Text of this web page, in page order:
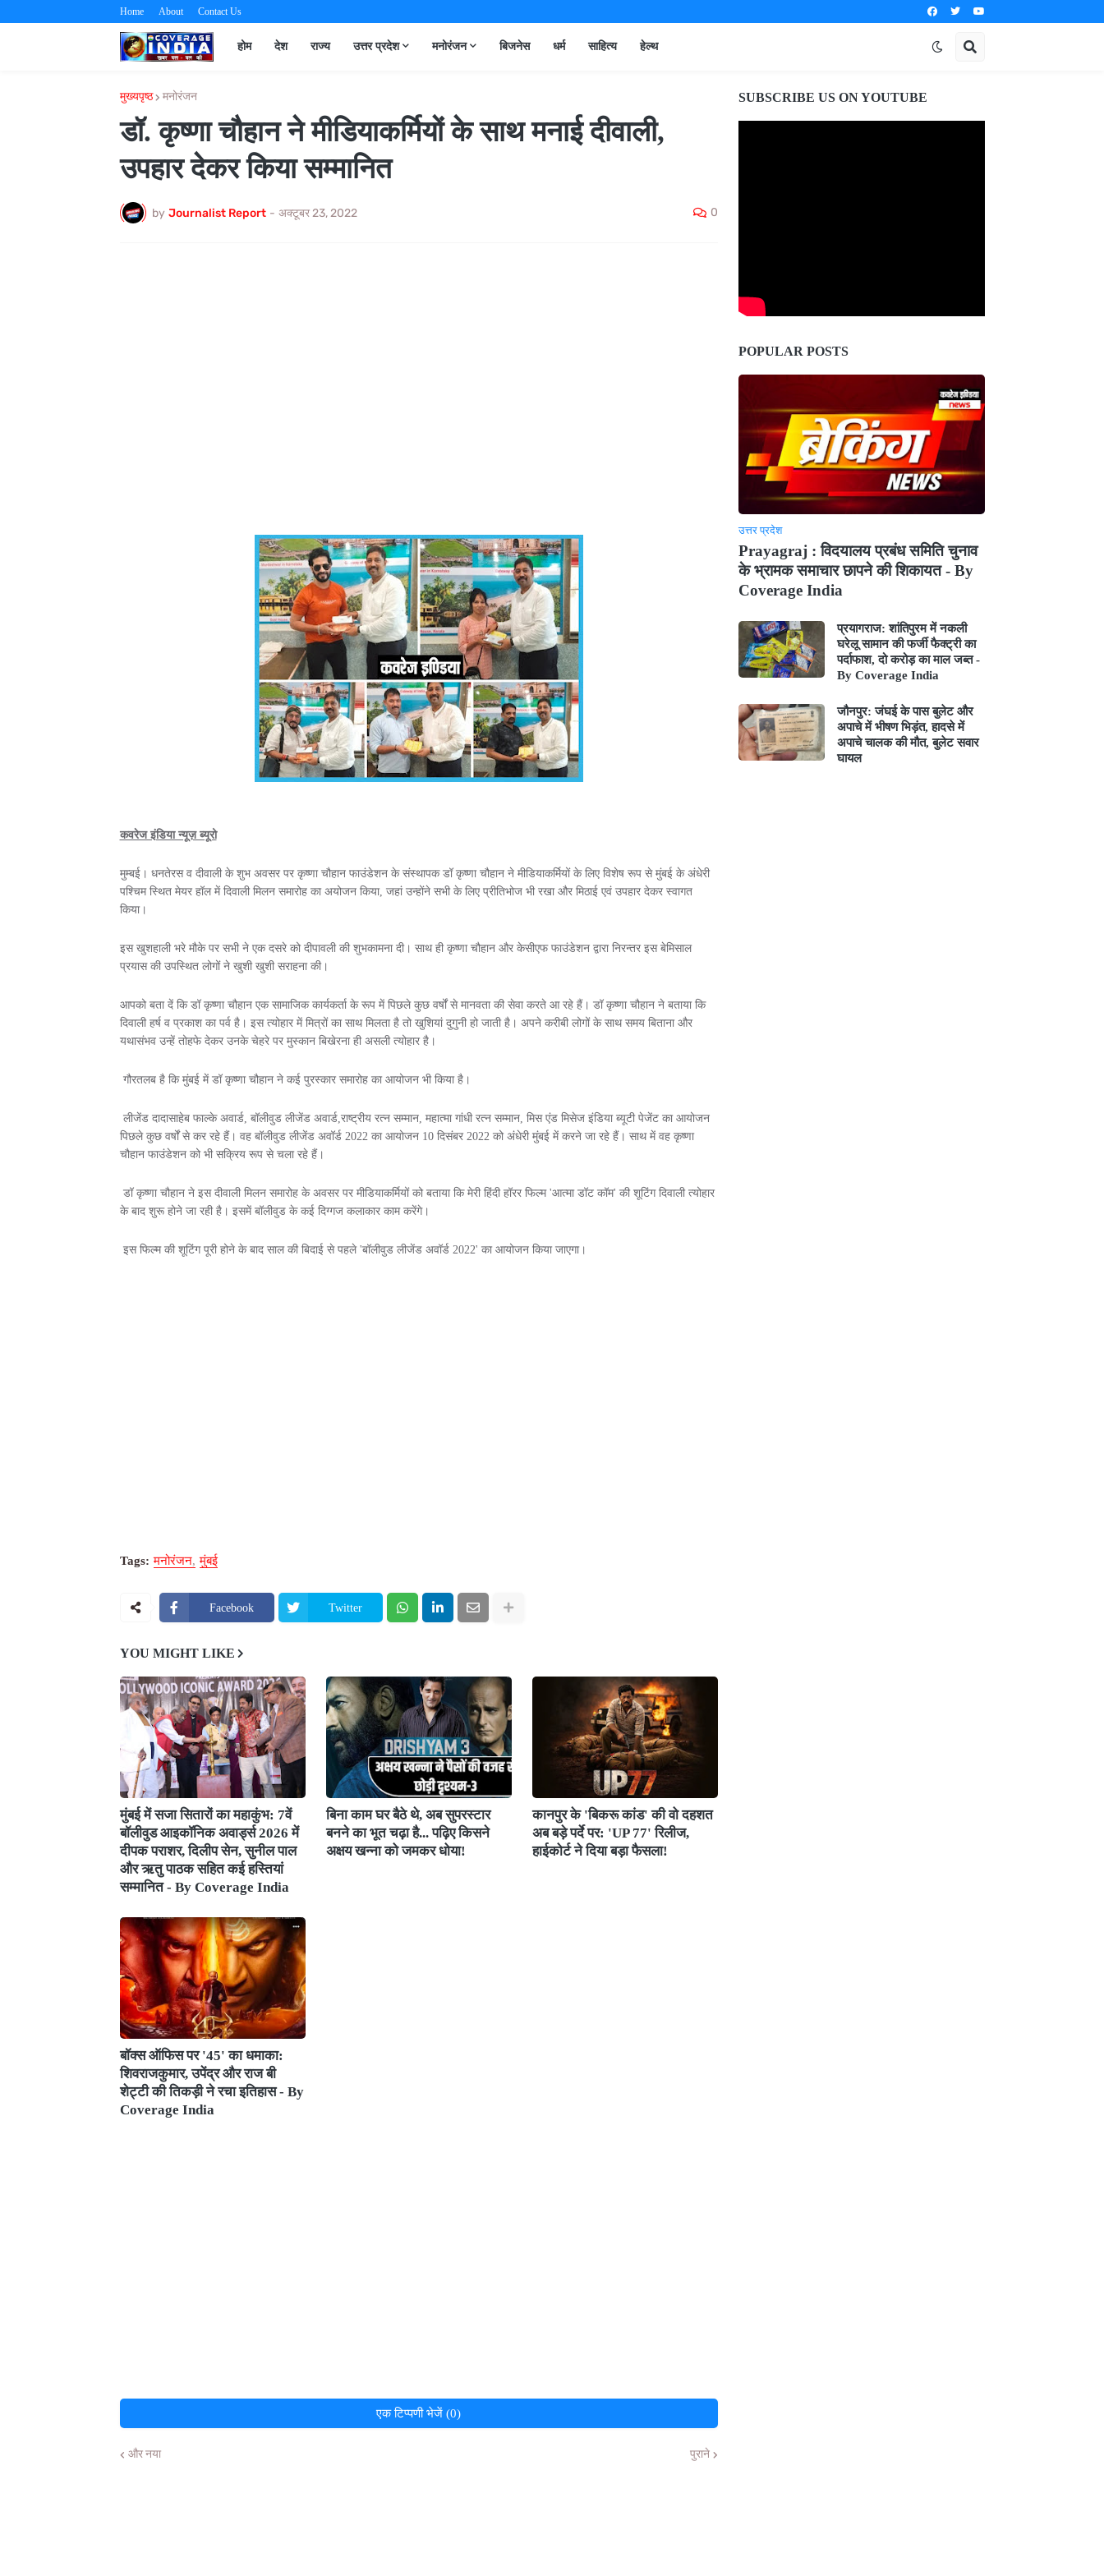
Home About Contact Us
होम देश राज्य उत्तर प्रदेश मनोरंजन बिजनेस धर्म साहित्य हेल्थ
मुख्यपृष्ठ मनोरंजन
डॉ. कृष्णा चौहान ने मीडियाकर्मियों के साथ मनाई दीवाली,
उपहार देकर किया सम्मानित
by Journalist Report - अक्टूबर 23, 2022 0
कवरेज इंडिया न्यूज़ ब्यूरो
मुम्बई। धनतेरस व दीवाली के शुभ अवसर पर कृष्णा चौहान फाउंडेशन के संस्थापक डॉ कृष्णा चौहान ने मीडियाकर्मियों के लिए विशेष रूप से मुंबई के अंधेरी
पश्चिम स्थित मेयर हॉल में दिवाली मिलन समारोह का अयोजन किया, जहां उन्होंने सभी के लिए प्रीतिभोज भी रखा और मिठाई एवं उपहार देकर स्वागत
किया।
इस खुशहाली भरे मौके पर सभी ने एक दसरे को दीपावली की शुभकामना दी। साथ ही कृष्णा चौहान और केसीएफ फाउंडेशन द्वारा निरन्तर इस बेमिसाल
प्रयास की उपस्थित लोगों ने खुशी खुशी सराहना की।
आपको बता दें कि डॉ कृष्णा चौहान एक सामाजिक कार्यकर्ता के रूप में पिछले कुछ वर्षों से मानवता की सेवा करते आ रहे हैं। डॉ कृष्णा चौहान ने बताया कि
दिवाली हर्ष व प्रकाश का पर्व है। इस त्योहार में मित्रों का साथ मिलता है तो खुशियां दुगुनी हो जाती है। अपने करीबी लोगों के साथ समय बिताना और
यथासंभव उन्हें तोहफे देकर उनके चेहरे पर मुस्कान बिखेरना ही असली त्योहार है।
गौरतलब है कि मुंबई में डॉ कृष्णा चौहान ने कई पुरस्कार समारोह का आयोजन भी किया है।
लीजेंड दादासाहेब फाल्के अवार्ड, बॉलीवुड लीजेंड अवार्ड,राष्ट्रीय रत्न सम्मान, महात्मा गांधी रत्न सम्मान, मिस एंड मिसेज इंडिया ब्यूटी पेजेंट का आयोजन
पिछले कुछ वर्षों से कर रहे हैं। वह बॉलीवुड लीजेंड अवॉर्ड 2022 का आयोजन 10 दिसंबर 2022 को अंधेरी मुंबई में करने जा रहे हैं। साथ में वह कृष्णा
चौहान फाउंडेशन को भी सक्रिय रूप से चला रहे हैं।
डॉ कृष्णा चौहान ने इस दीवाली मिलन समारोह के अवसर पर मीडियाकर्मियों को बताया कि मेरी हिंदी हॉरर फिल्म 'आत्मा डॉट कॉम' की शूटिंग दिवाली त्योहार
के बाद शुरू होने जा रही है। इसमें बॉलीवुड के कई दिग्गज कलाकार काम करेंगे।
इस फिल्म की शूटिंग पूरी होने के बाद साल की बिदाई से पहले 'बॉलीवुड लीजेंड अवॉर्ड 2022' का आयोजन किया जाएगा।
Tags: मनोरंजन मुंबई
Facebook Twitter
YOU MIGHT LIKE
मुंबई में सजा सितारों का महाकुंभ: 7वें
बॉलीवुड आइकॉनिक अवार्ड्स 2026 में
दीपक पराशर, दिलीप सेन, सुनील पाल
और ऋतु पाठक सहित कई हस्तियां
सम्मानित - By Coverage India
बिना काम घर बैठे थे, अब सुपरस्टार
बनने का भूत चढ़ा है... पढ़िए किसने
अक्षय खन्ना को जमकर धोया!
कानपुर के 'बिकरू कांड' की वो दहशत
अब बड़े पर्दे पर: 'UP 77' रिलीज,
हाईकोर्ट ने दिया बड़ा फैसला!
बॉक्स ऑफिस पर '45' का धमाका:
शिवराजकुमार, उपेंद्र और राज बी
शेट्टी की तिकड़ी ने रचा इतिहास - By
Coverage India
एक टिप्पणी भेजें (0)
और नया पुराने
SUBSCRIBE US ON YOUTUBE
POPULAR POSTS
उत्तर प्रदेश
Prayagraj : विदयालय प्रबंध समिति चुनाव
के भ्रामक समाचार छापने की शिकायत - By
Coverage India
प्रयागराज: शांतिपुरम में नकली
घरेलू सामान की फर्जी फैक्ट्री का
पर्दाफाश, दो करोड़ का माल जब्त -
By Coverage India
जौनपुर: जंघई के पास बुलेट और
अपाचे में भीषण भिड़ंत, हादसे में
अपाचे चालक की मौत, बुलेट सवार
घायल